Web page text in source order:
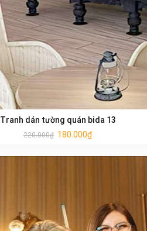
Tranh dán tường quán bida 13
220.000₫ 180.000₫